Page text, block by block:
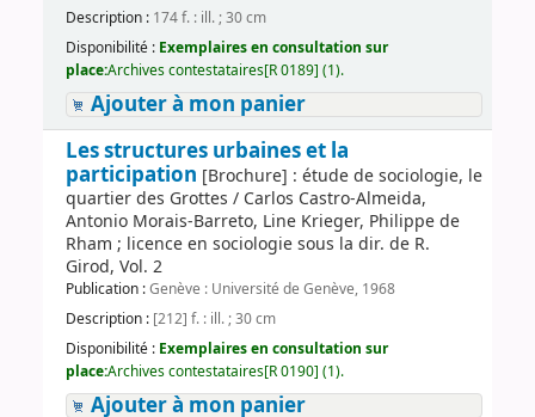
Description : 174 f. : ill. ; 30 cm
Disponibilité : Exemplaires en consultation sur
place:Archives contestataires[R 0189] (1).
Ajouter à mon panier
Les structures urbaines et la
participation [Brochure] : étude de sociologie, le
quartier des Grottes / Carlos Castro-Almeida,
Antonio Morais-Barreto, Line Krieger, Philippe de
Rham ; licence en sociologie sous la dir. de R.
Girod, Vol. 2
Publication :Genève : Université de Genève, 1968
Description : [212] f. : ill. ; 30 cm
Disponibilité : Exemplaires en consultation sur
place:Archives contestataires[R 0190] (1).
Ajouter à mon panier